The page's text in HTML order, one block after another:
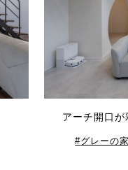
アーチ開口
グレーの家